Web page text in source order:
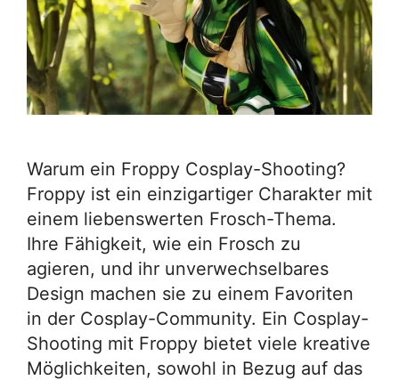
Warum ein Froppy Cosplay-Shooting?
Froppy ist ein einzigartiger Charakter mit
einem liebenswerten Frosch-Thema.
Ihre Fähigkeit, wie ein Frosch zu
agieren, und ihr unverwechselbares
Design machen sie zu einem Favoriten
in der Cosplay-Community. Ein Cosplay-
Shooting mit Froppy bietet viele kreative
Möglichkeiten, sowohl in Bezug auf das